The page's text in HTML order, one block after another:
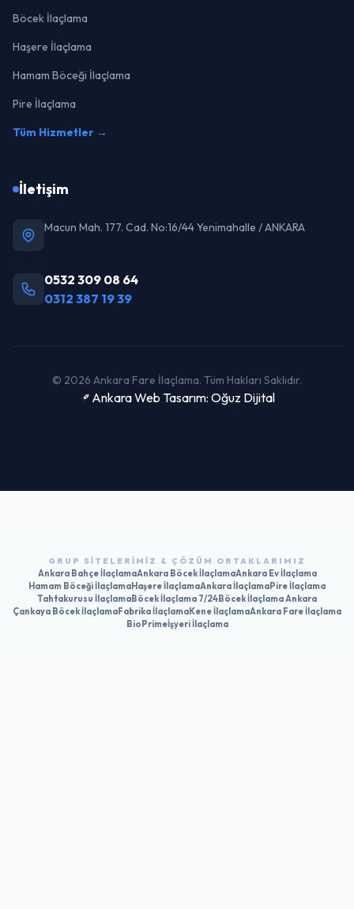
Böcek İlaçlama
Haşere İlaçlama
Hamam Böceği İlaçlama
Pire İlaçlama
Tüm Hizmetler →
İletişim
Macun Mah. 177. Cad. No:16/44 Yenimahalle / ANKARA
0532 309 08 64
0312 387 19 39
© 2026 Ankara Fare İlaçlama. Tüm Hakları Saklıdır.
Ankara Web Tasarım: Oğuz Dijital
GRUP SITELERIMIZ & ÇÖZÜM ORTAKLARIMIZ
Ankara Bahçe İlaçlamaAnkara Böcek İlaçlamaAnkara Ev İlaçlama
Hamam Böceği İlaçlamaHaşere İlaçlamaAnkara İlaçlamaPire İlaçlama
Tahtakurusu İlaçlamaBöcek İlaçlama 7/24Böcek İlaçlama Ankara
Çankaya Böcek İlaçlamaFabrika İlaçlamaKene İlaçlamaAnkara Fare İlaçlama
BioPrimeİşyeri İlaçlama